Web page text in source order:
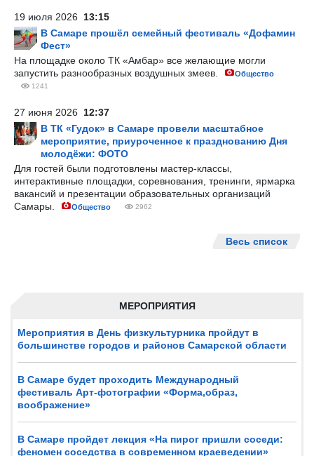
МЕРОПРИЯТИЯ
Мероприятия в День физкультурника пройдут в
большинстве городов и районов Самарской области
В Самаре будет проходить Международный
фестиваль Арт-фотографии «Форма,образ,
воображение»
В Самаре пройдет лекция «На пирог пришли соседи:
феномен соседства в современном краеведении»
19 июля 2026 13:15
В Самаре прошёл семейный фестиваль «Дофамин
Фест»
На площадке около ТК «Амбар» все желающие могли
запустить разнообразных воздушных змеев.
Общество
1241
27 июня 2026 12:37
В ТК «Гудок» в Самаре провели масштабное
мероприятие, приуроченное к празднованию Дня
молодёжи: ФОТО
Для гостей были подготовлены мастер-классы,
интерактивные площадки, соревнования, тренинги, ярмарка
вакансий и презентации образовательных организаций
Самары.
Общество 2962
Весь список